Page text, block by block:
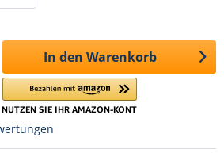
In den Warenkorb